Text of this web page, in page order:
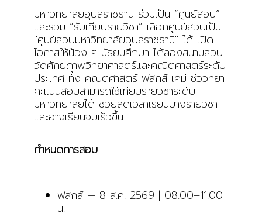
มหาวิทยาลัยอุบลราชธานี ร่วมเป็น “ศูนย์สอบ”
และร่วม “รับเทียบรายวิชา” เลือกศูนย์สอบเป็น
"ศูนย์สอบมหาวิทยาลัยอุบลราชธานี" ได้ เปิด
โอกาสให้น้อง ๆ มัธยมศึกษา ได้ลองสนามสอบ
วัดศักยภาพวิทยาศาสตร์และคณิตศาสตร์ระดับ
ประเทศ ทั้ง คณิตศาสตร์ ฟิสิกส์ เคมี ชีววิทยา
คะแนนสอบสามารถใช้เทียบรายวิชาระดับ
มหาวิทยาลัยได้ ช่วยลดเวลาเรียนบางรายวิชา
และอาจเรียนจบเร็วขึ้น
กำหนดการสอบ
ฟิสิกส์ — 8 ส.ค. 2569 | 08.00–11.00
น.